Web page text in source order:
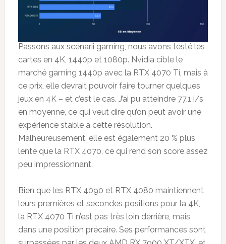
Passons aux scénarii gaming, nous avons testé les
cartes en 4K, 1440p et 1080p. Nvidia cible le
marché gaming 1440p avec la RTX 4070 Ti, mais à
ce prix, elle devrait pouvoir faire tourner quelques
jeux en 4K – et c’est le cas. J’ai pu atteindre 77,1 i/s
en moyenne, ce qui veut dire qu’on peut avoir une
expérience stable à cette résolution.
Malheureusement, elle est également 20 % plus
lente que la RTX 4070, ce qui rend son score assez
peu impressionnant.
Bien que les RTX 4090 et RTX 4080 maintiennent
leurs premières et secondes positions pour la 4K,
la RTX 4070 Ti n’est pas très loin derrière, mais
dans une position précaire. Ses performances sont